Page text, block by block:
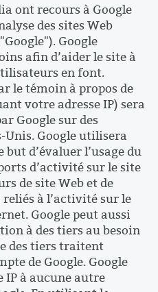
ont recours à Google
des sites Web
Google
afin d’aider le site à
en font.
le témoin à propos de
votre adresse IP) sera
Google sur des
Unis. Google utilisera
d’évaluer l’usage du
d’activité sur le site
de site Web et de
à l’activité sur le
Google peut aussi
à des tiers au besoin
des tiers traitent
de Google. Google
IP à aucune autre